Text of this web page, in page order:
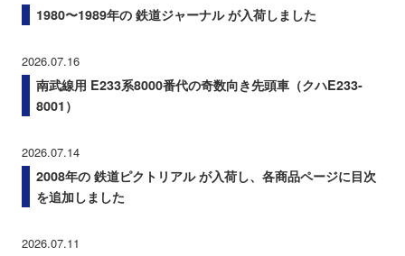
1980〜1989年の 鉄道ジャーナル が入荷しました
2026.07.16
南武線用 E233系8000番代の奇数向き先頭車（クハE233-
8001）
2026.07.14
2008年の 鉄道ピクトリアル が入荷し、各商品ページに目次
を追加しました
2026.07.11